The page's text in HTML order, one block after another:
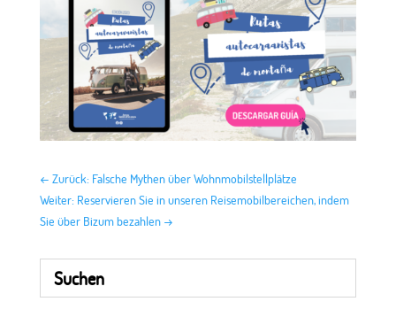
← Zurück: Falsche Mythen über Wohnmobilstellplätze
Weiter: Reservieren Sie in unseren Reisemobilbereichen, indem
Sie über Bizum bezahlen→